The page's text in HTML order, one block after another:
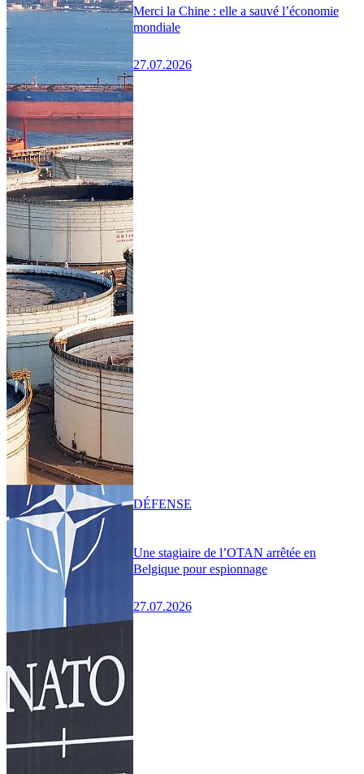
Merci la Chine : elle a sauvé l’économie
mondiale
27.07.2026
Une stagiaire de l’OTAN arrêtée en
Belgique pour espionnage
27.07.2026
DÉFENSE